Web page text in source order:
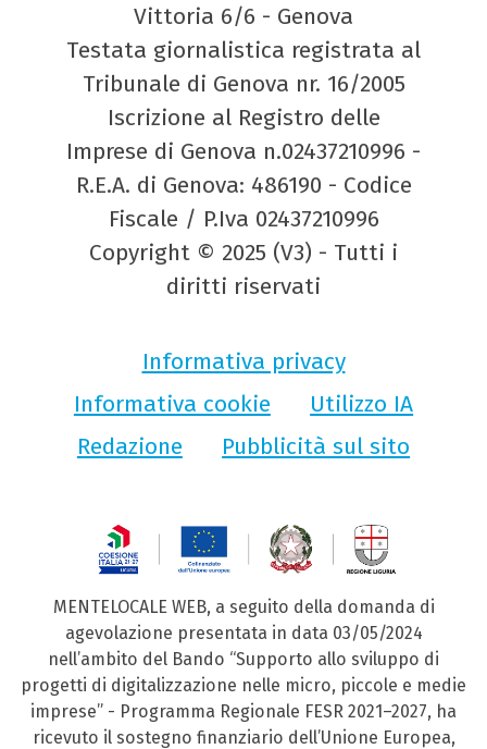
Vittoria 6/6 - Genova
Testata giornalistica registrata al
Tribunale di Genova nr. 16/2005
Iscrizione al Registro delle
Imprese di Genova n.02437210996 -
R.E.A. di Genova: 486190 - Codice
Fiscale / P.Iva 02437210996
Copyright © 2025 (V3) - Tutti i
diritti riservati
Informativa privacy
Informativa cookie
Utilizzo IA
Redazione
Pubblicità sul sito
MENTELOCALE WEB, a seguito della domanda di
agevolazione presentata in data 03/05/2024
nell’ambito del Bando “Supporto allo sviluppo di
progetti di digitalizzazione nelle micro, piccole e medie
imprese” - Programma Regionale FESR 2021–2027, ha
ricevuto il sostegno finanziario dell’Unione Europea,